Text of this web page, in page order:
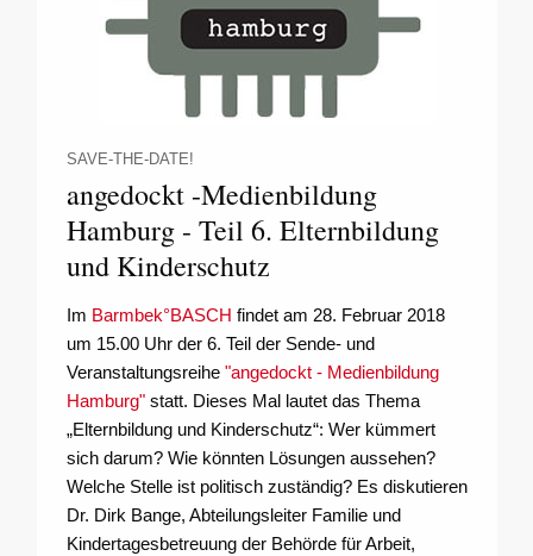
SAVE-THE-DATE!
angedockt -Medienbildung
Hamburg - Teil 6. Elternbildung
und Kinderschutz
Im Barmbek°BASCH findet am 28. Februar 2018
um 15.00 Uhr der 6. Teil der Sende- und
Veranstaltungsreihe "angedockt - Medienbildung
Hamburg" statt. Dieses Mal lautet das Thema
„Elternbildung und Kinderschutz“: Wer kümmert
sich darum? Wie könnten Lösungen aussehen?
Welche Stelle ist politisch zuständig? Es diskutieren
Dr. Dirk Bange, Abteilungsleiter Familie und
Kindertagesbetreuung der Behörde für Arbeit,